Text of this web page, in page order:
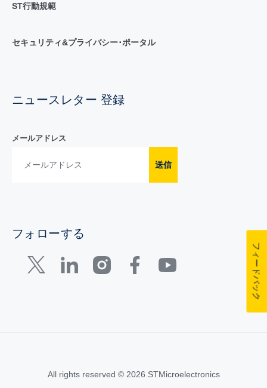
ST行動規範
セキュリティ&プライバシー･ポータル
ニュースレター 登録
メールアドレス
送信
フォローする
All rights reserved © 2026 STMicroelectronics
フィードバック